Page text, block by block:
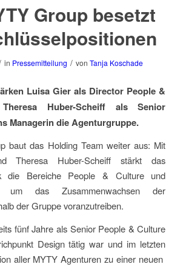
Group besetzt
in Pressemitteilung / vonTanja Koschade
Luisa Gier als Director People &
Huber-Scheiff als Senior
Managerin die Agenturgruppe.
baut das Holding Team weiter aus: Mit
Theresa Huber-Scheiff stärkt das
die Bereiche People & Culture und
um das Zusammenwachsen der
der Gruppe voranzutreiben.
fünf Jahre als Senior People & Culture
Design tätig war und im letzten
aller MYTY Agenturen zu einer neuen